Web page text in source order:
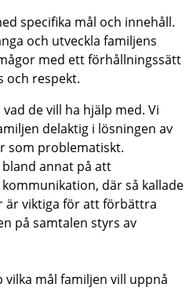
specifika mål och innehåll.
och utveckla familjens
med ett förhållningssätt
och respekt.
de vill ha hjälp med. Vi
delaktig i lösningen av
som problematiskt.
annat på att
där så kallade
är viktiga för att förbättra
på samtalen styrs av
mål familjen vill uppnå